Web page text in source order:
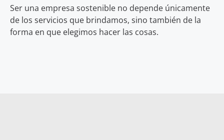
Ser una empresa sostenible no depende únicamente
de los servicios que brindamos, sino también de la
forma en que elegimos hacer las cosas.